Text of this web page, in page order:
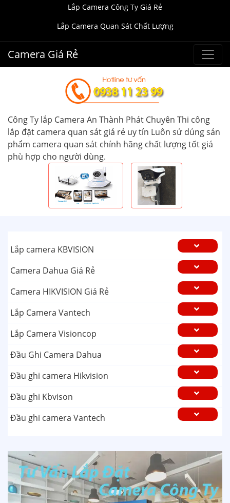
Lắp Camera Công Ty Giá Rẻ
Lắp Camera Quan Sát Chất Lượng
Camera Giá Rẻ
Công Ty lắp Camera An Thành Phát Chuyên Thi công
lắp đặt camera quan sát giá rẻ uy tín Luôn sử dủng sản
phẩm camera quan sát chính hãng chất lượng tốt giá
phù hợp cho người dùng.
Lắp camera KBVISION
Camera Dahua Giá Rẻ
Camera HIKVISION Giá Rẻ
Lắp Camera Vantech
Lắp Camera Visioncop
Đầu Ghi Camera Dahua
Đầu ghi camera Hikvision
Đầu ghi Kbvison
Đầu ghi camera Vantech